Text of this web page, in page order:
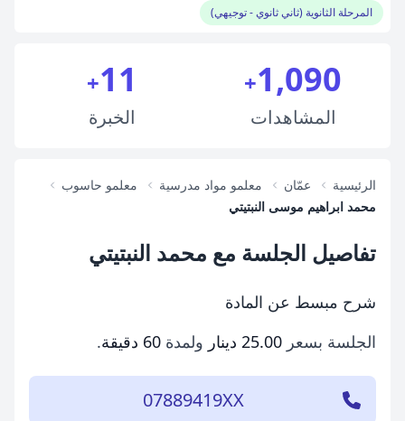
المرحلة الثانوية (ثاني ثانوي - توجيهي)
1,090
+
المشاهدات
11
+
الخبرة
الرئيسية عمّان معلمو مواد مدرسية
معلمو حاسوب
محمد ابراهيم موسى النبتيتي
تفاصيل الجلسة مع محمد النبتيتي
شرح مبسط عن المادة
الجلسة بسعر 25.00 دينار ولمدة 60 دقيقة .
07889419XX